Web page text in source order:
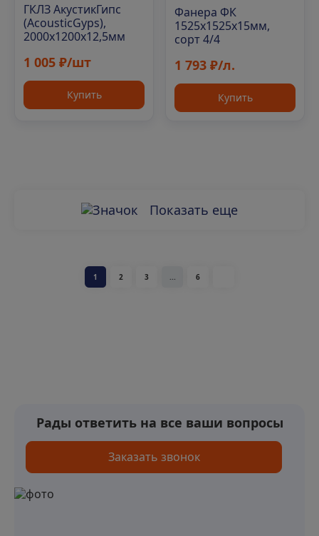
ГКЛЗ АкустикГипс
(AcousticGyps),
2000х1200х12,5мм
1 005 ₽/шт
Купить
Фанера ФК
1525х1525х15мм,
сорт 4/4
1 793 ₽/л.
Купить
Показать еще
1 2 3 6
Рады ответить на все ваши вопросы
Заказать звонок